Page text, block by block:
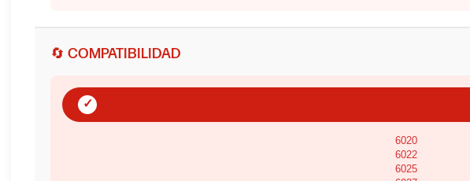
🔄 COMPATIBILIDAD
✓
6020
6022
6025